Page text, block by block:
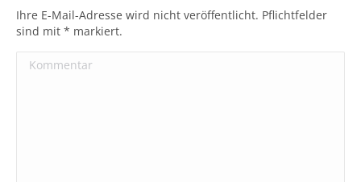
Ihre E-Mail-Adresse wird nicht veröffentlicht. Pflichtfelder
sind mit * markiert.
Kommentar